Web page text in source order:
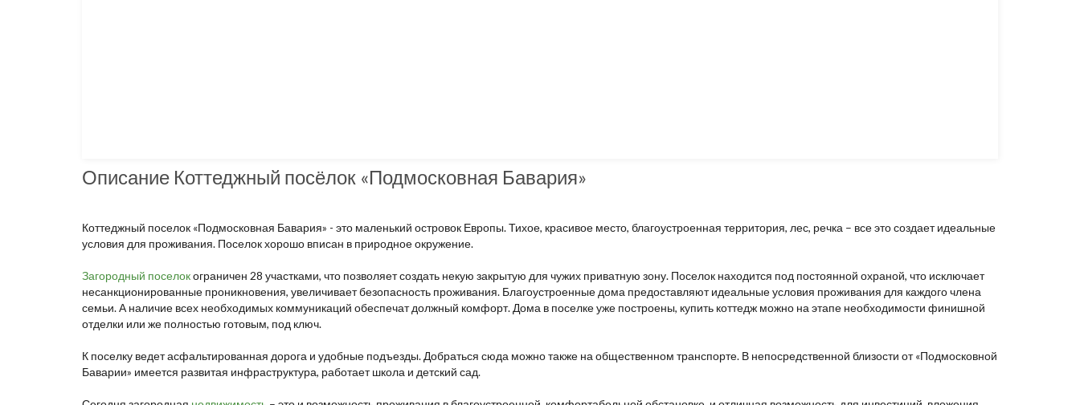
Описание Коттеджный посёлок «Подмосковная Бавария»
Коттеджный поселок «Подмосковная Бавария» - это маленький островок Европы. Тихое, красивое место, благоустроенная территория, лес, речка – все это создает идеальные
условия для проживания. Поселок хорошо вписан в природное окружение.
Загородный поселокограничен 28 участками, что позволяет создать некую закрытую для чужих приватную зону. Поселок находится под постоянной охраной, что исключает
несанкционированные проникновения, увеличивает безопасность проживания. Благоустроенные дома предоставляют идеальные условия проживания для каждого члена
семьи. А наличие всех необходимых коммуникаций обеспечат должный комфорт. Дома в поселке уже построены, купить коттедж можно на этапе необходимости финишной
отделки или же полностью готовым, под ключ.
К поселку ведет асфальтированная дорога и удобные подъезды. Добраться сюда можно также на общественном транспорте. В непосредственной близости от «Подмосковной
Баварии» имеется развитая инфраструктура, работает школа и детский сад.